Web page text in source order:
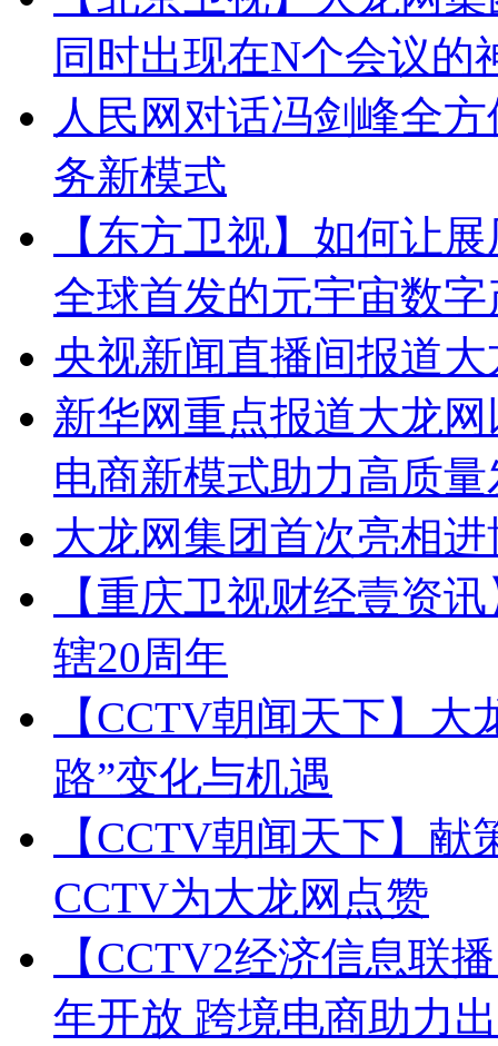
同时出现在N个会议的
人民网对话冯剑峰全
务新模式
【东方卫视】如何让
全球首发的元宇宙数
央视新闻直播间报道
新华网重点报道大龙
电商新模式助力高质量
大龙网集团首次亮相
【重庆卫视财经壹资
辖20周年
【CCTV朝闻天下】
路”变化与机遇
【CCTV朝闻天下】
CCTV为大龙网点赞
【CCTV2经济信息联
年开放 跨境电商助力